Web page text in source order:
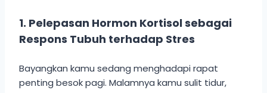
1. Pelepasan Hormon Kortisol sebagai
Respons Tubuh terhadap Stres
Bayangkan kamu sedang menghadapi rapat
penting besok pagi. Malamnya kamu sulit tidur,